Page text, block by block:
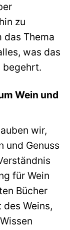
zu
das Thema
was das
begehrt.
Wein und
wir,
und Genuss
für Wein
Bücher
Weins,